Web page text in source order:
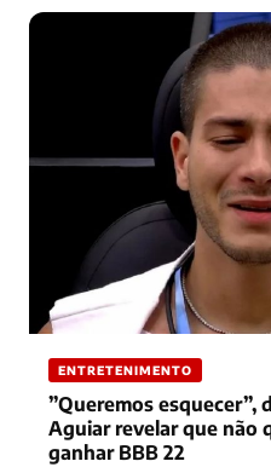
ENTRETENIMENTO
”Queremos
Aguiar revelar que não
ganhar BBB 22